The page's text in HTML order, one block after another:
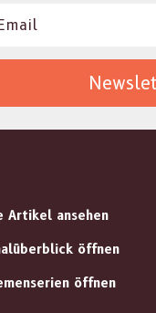
Artikel ansehen
öffnen
öffnen